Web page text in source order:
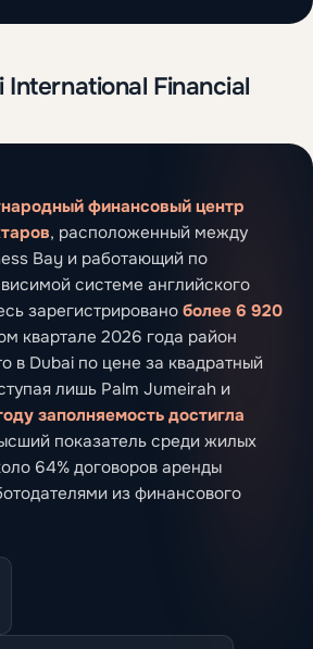
Financial
финансовый центр
, расположенный между
Bay и работающий по
системе английского
зарегистрировано более 6 920
квартале 2026 года район
в Dubai по цене за квадратный
лишь Palm Jumeirah и
заполняемость достигла
показатель среди жилых
64% договоров аренды
из финансового